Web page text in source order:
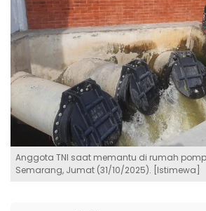
Anggota TNI saat memantu di rumah
Semarang, Jumat (31/10/2025). [Istimewa]